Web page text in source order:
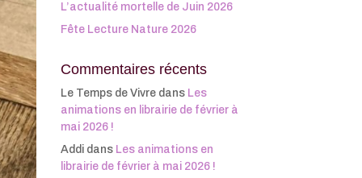
L’actualité mortelle de Juin 2026
Fête Lecture Nature 2026
Commentaires récents
Le Temps de Vivredans Les
animations en librairie de février à
mai 2026 !
Addidans Les animations en
librairie de février à mai 2026 !